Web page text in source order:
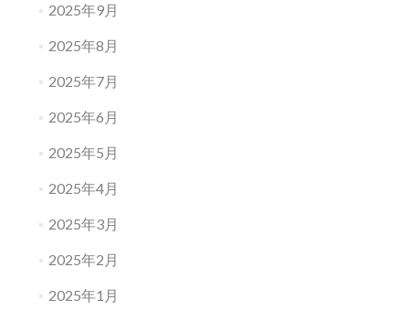
2025年9月
2025年8月
2025年7月
2025年6月
2025年5月
2025年4月
2025年3月
2025年2月
2025年1月